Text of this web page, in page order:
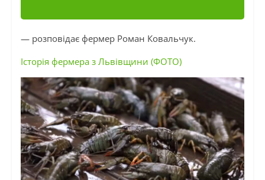
— розповідає фермер Роман Ковальчук.
Історія фермера з Львівщини (ФОТО)